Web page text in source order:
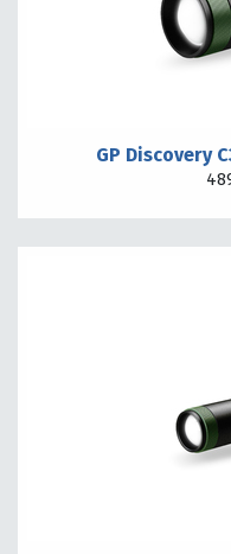
GP Discovery